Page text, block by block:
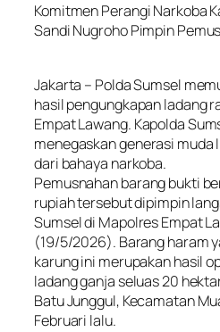
Komitmen Perangi Narkoba
Sandi Nugroho Pimpin
Jakarta – Polda Sumsel
hasil pengungkapan ladang
Empat Lawang. Kapolda
menegaskan generasi muda
dari bahaya narkoba.
Pemusnahan barang bukti
rupiah tersebut dipimpin
Sumsel di Mapolres Empat
(19/5/2026). Barang haram
karung ini merupakan hasil
ladang ganja seluas 20
Batu Junggul, Kecamatan
Februari lalu.